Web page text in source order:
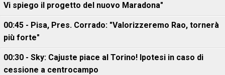
Vi spiego il progetto del nuovo Maradona"
00:45 - Pisa, Pres. Corrado: "Valorizzeremo Rao, tornerà
più forte"
00:30 - Sky: Cajuste piace al Torino! Ipotesi in caso di
cessione a centrocampo